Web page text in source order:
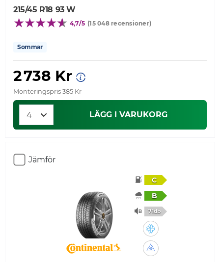
215/45 R18 93 W
4,7/5 (15 048 recensioner)
Sommar
2 738 Kr
Monteringspris 385 Kr
LÄGG I VARUKORG
Jämför
C
B
71db